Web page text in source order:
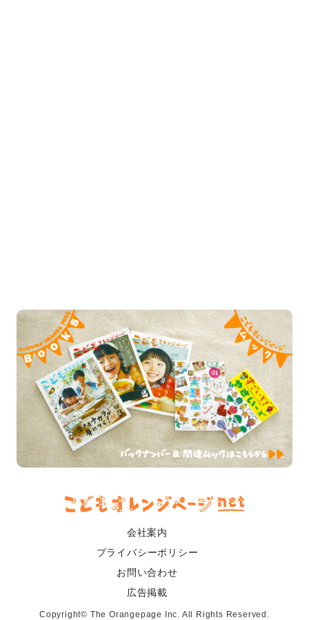
会社案内
プライバシーポリシー
お問い合わせ
広告掲載
Copyright© The Orangepage Inc. All Rights Reserved.